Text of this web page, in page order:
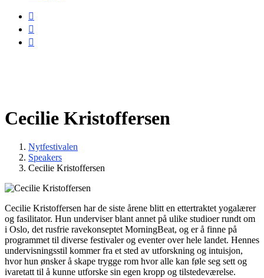
Cecilie Kristoffersen
Nytfestivalen
Speakers
Cecilie Kristoffersen
Cecilie Kristoffersen har de siste årene blitt en ettertraktet yogalærer
og fasilitator. Hun underviser blant annet på ulike studioer rundt om
i Oslo, det rusfrie ravekonseptet MorningBeat, og er å finne på
programmet til diverse festivaler og eventer over hele landet. Hennes
undervisningsstil kommer fra et sted av utforskning og intuisjon,
hvor hun ønsker å skape trygge rom hvor alle kan føle seg sett og
ivaretatt til å kunne utforske sin egen kropp og tilstedeværelse.